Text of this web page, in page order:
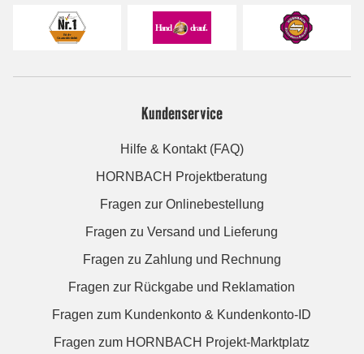
Kundenservice
Hilfe & Kontakt (FAQ)
HORNBACH Projektberatung
Fragen zur Onlinebestellung
Fragen zu Versand und Lieferung
Fragen zu Zahlung und Rechnung
Fragen zur Rückgabe und Reklamation
Fragen zum Kundenkonto & Kundenkonto-ID
Fragen zum HORNBACH Projekt-Marktplatz